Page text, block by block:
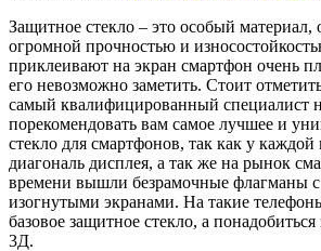
Защитное стекло – это особый
огромной прочностью и
приклеивают на экран смартфон очень
его невозможно заметить. Стоит
самый квалифицированный специалист
порекомендовать вам самое лучшее и
стекло для смартфонов, так как у каждой
диагональ дисплея, а так же на рынок
времени вышли безрамочные флагманы
изогнутыми экранами. На такие
базовое защитное стекло, а
3Д.